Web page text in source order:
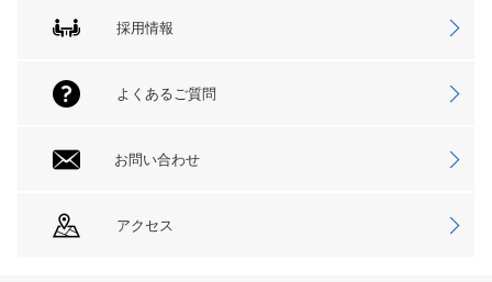
採用情報
よくあるご質問
お問い合わせ
アクセス